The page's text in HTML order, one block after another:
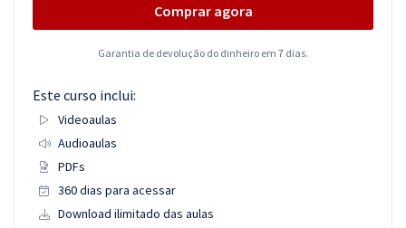
Comprar agora
Garantia de devolução do dinheiro em 7 dias.
Este curso inclui:
Videoaulas
Audioaulas
PDFs
360 dias para acessar
Download ilimitado das aulas